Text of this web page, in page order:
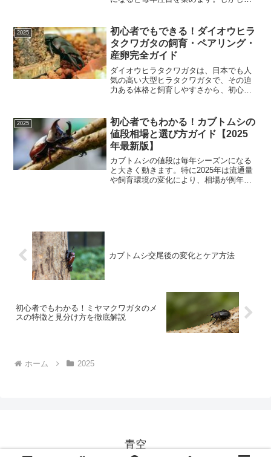
づらくなっているのも事実です。さらに
近年は、実際の販売価格が...
2025
初心者でもできる！ダイオウヒラ
タクワガタの飼育・ペアリング・
産卵完全ガイド
ダイオウヒラタクワガタは、日本でも人
気の高い大型ヒラタクワガタで、その迫
力ある体格と飼育しやすさから、初心者
クワガタの飼育・ペアリング・産卵を完
全ガイドとして、初めてで...
2025
初心者でもわかる！カブトムシの
値段相場と選び方ガイド【2025
年最新版】
カブトムシの値段は毎年シーズンになる
と大きく動きます。特に2025年は流通量
や飼育環境の変化により、相場が例年と
カブトムシ交尾後の変化とケア方法
初心者でもわかる！ミヤマクワガタのメ
スの特徴と見分け方を徹底解説
ホーム 2025
青空